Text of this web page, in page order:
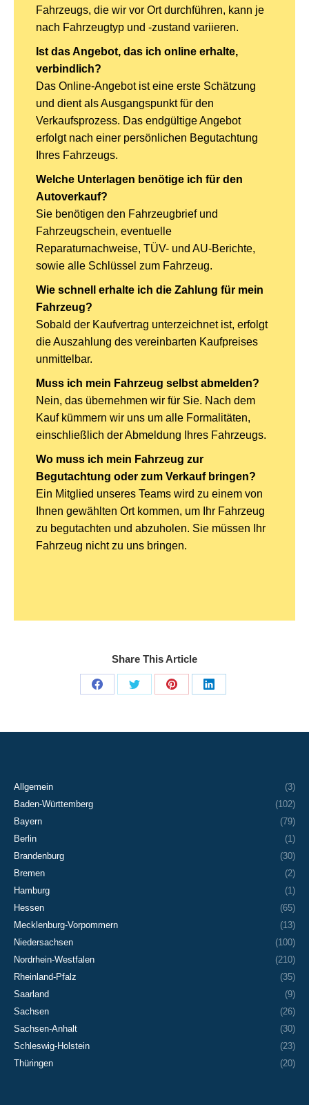
Fahrzeugs, die wir vor Ort durchführen, kann je
nach Fahrzeugtyp und -zustand variieren.
Ist das Angebot, das ich online erhalte,
verbindlich?
Das Online-Angebot ist eine erste Schätzung
und dient als Ausgangspunkt für den
Verkaufsprozess. Das endgültige Angebot
erfolgt nach einer persönlichen Begutachtung
Ihres Fahrzeugs.
Welche Unterlagen benötige ich für den
Autoverkauf?
Sie benötigen den Fahrzeugbrief und
Fahrzeugschein, eventuelle
Reparaturnachweise, TÜV- und AU-Berichte,
sowie alle Schlüssel zum Fahrzeug.
Wie schnell erhalte ich die Zahlung für mein
Fahrzeug?
Sobald der Kaufvertrag unterzeichnet ist, erfolgt
die Auszahlung des vereinbarten Kaufpreises
unmittelbar.
Muss ich mein Fahrzeug selbst abmelden?
Nein, das übernehmen wir für Sie. Nach dem
Kauf kümmern wir uns um alle Formalitäten,
einschließlich der Abmeldung Ihres Fahrzeugs.
Wo muss ich mein Fahrzeug zur
Begutachtung oder zum Verkauf bringen?
Ein Mitglied unseres Teams wird zu einem von
Ihnen gewählten Ort kommen, um Ihr Fahrzeug
zu begutachten und abzuholen. Sie müssen Ihr
Fahrzeug nicht zu uns bringen.
Share This Article
Share
Facebook
Share
X
Share
Pinterest
Share
LinkedIn
Allgemein
(3)
Baden-Württemberg
(102)
Bayern
(79)
Berlin
(1)
Brandenburg
(30)
Bremen
(2)
Hamburg
(1)
Hessen
(65)
Mecklenburg-Vorpommern
(13)
Niedersachsen
(100)
Nordrhein-Westfalen
(210)
Rheinland-Pfalz
(35)
Saarland
(9)
Sachsen
(26)
Sachsen-Anhalt
(30)
Schleswig-Holstein
(23)
Thüringen
(20)